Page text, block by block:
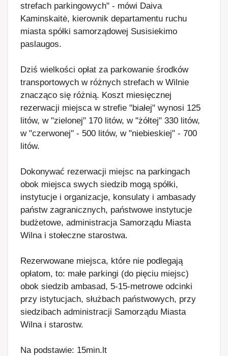
strefach parkingowych" - mówi Daiva
Kaminskaitė, kierownik departamentu ruchu
miasta spółki samorządowej Susisiekimo
paslaugos.
Dziś wielkości opłat za parkowanie środków
transportowych w różnych strefach w Wilnie
znacząco się różnią. Koszt miesięcznej
rezerwacji miejsca w strefie "białej" wynosi 125
litów, w "zielonej" 170 litów, w "żółtej" 330 litów,
w "czerwonej" - 500 litów, w "niebieskiej" - 700
litów.
Dokonywać rezerwacji miejsc na parkingach
obok miejsca swych siedzib mogą spółki,
instytucje i organizacje, konsulaty i ambasady
państw zagranicznych, państwowe instytucje
budżetowe, administracja Samorządu Miasta
Wilna i stołeczne starostwa.
Rezerwowane miejsca, które nie podlegają
opłatom, to: małe parkingi (do pięciu miejsc)
obok siedzib ambasad, 5-15-metrowe odcinki
przy istytucjach, służbach państwowych, przy
siedzibach administracji Samorządu Miasta
Wilna i starostw.
Na podstawie: 15min.lt